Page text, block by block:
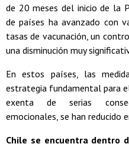
de 20 meses del inicio de la
de países ha avanzado con
tasas de vacunación, un
una disminución muy
En estos países, las
estrategia fundamental para
exenta de serias
emocionales, se han reducido
Chile se encuentra dentro